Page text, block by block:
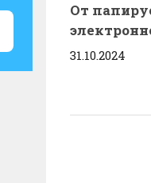
От
31.10.2024